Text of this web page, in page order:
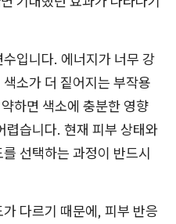
입니다. 에너지가 너무 강
소가 더 짙어지는 부작용
하면 색소에 충분한 영향
렵습니다. 현재 피부 상태와
선택하는 과정이 반드시
다르기 때문에, 피부 반응